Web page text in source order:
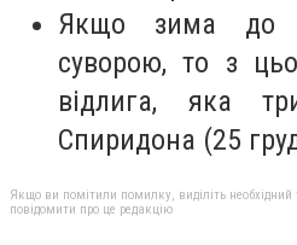
Якщо зима до
суворою, то з
відлига, яка
Спиридона (25
Якщо ви помітили помилку, виділіть необхідний
повідомити про це редакцію